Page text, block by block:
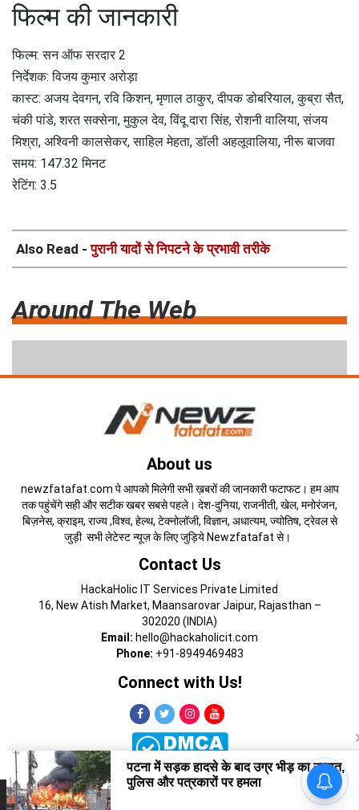
फिल्म की जानकारी
फिल्म: सन ऑफ सरदार 2
निर्देशक: विजय कुमार अरोड़ा
कास्ट: अजय देवगन, रवि किशन, मृणाल ठाकुर, दीपक डोबरियाल, कुब्रा सैत,
चंकी पांडे, शरत सक्सेना, मुकुल देव, विंदू दारा सिंह, रोशनी वालिया, संजय
मिश्रा, अश्विनी कालसेकर, साहिल मेहता, डॉली अहलूवालिया, नीरू बाजवा
समय: 147.32 मिनट
रेटिंग: 3.5
Also Read -पुरानी यादों से निपटने के प्रभावी तरीके
Around The Web
About us
newzfatafat.com पे आपको मिलेगी सभी ख़बरों की जानकारी फटाफट। हम आप
तक पहुंचेंगे सही और सटीक खबर सबसे पहले। देश-दुनिया, राजनीती, खेल, मनोरंजन,
बिज़नेस, क्राइम, राज्य ,विश्व, हेल्थ, टेक्नोलॉजी, विज्ञान, अधात्यम, ज्योतिष, ट्रेवल से
जुड़ी सभी लेटेस्ट न्यूज़ के लिए जुड़िये Newzfatafat से।
Contact Us
HackaHolic IT Services Private Limited
16, New Atish Market, Maansarovar Jaipur, Rajasthan –
302020 (INDIA)
Email: hello@hackaholicit.com
Phone: +91-8949469483
Connect with Us!
Copyright © 2024 HackaHolic IT Services Private Limited